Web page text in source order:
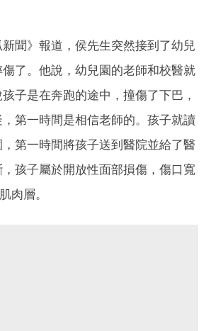
聞》報道，侯先生突然接到了幼兒
了。他說，幼兒園的老師和校醫就
子是在奔跑的途中，撞傷了下巴，
第一時間是相信老師的。孩子就讀
第一時間將孩子送到醫院並給了醫
孩子屬於開放性面部損傷，傷口寬
肉層。